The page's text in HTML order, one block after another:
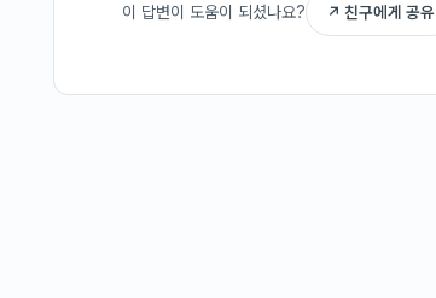
이 답변이 도움이 되셨나요? ↗ 친구에게 공유